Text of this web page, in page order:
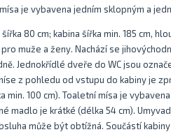
je vybavena jedním sklopným a
80 cm; kabina šířka min. 185 cm,
muže a ženy. Nachází se
Jednokřídlé dveře do WC jsou
z pohledu od vstupu do kabiny je
min. 100 cm). Toaletní mísa je
madlo je krátké (délka 54 cm).
může být obtížná. Součástí